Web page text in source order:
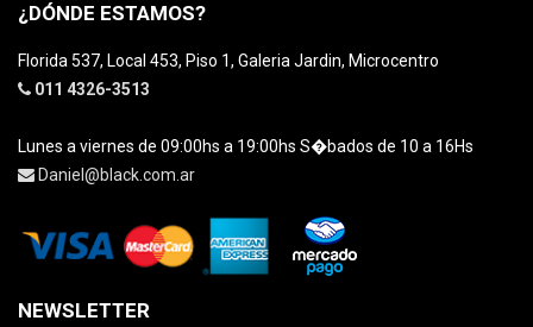
¿DÓNDE ESTAMOS?
Florida 537, Local 453, Piso 1, Galeria Jardin, Microcentro
011 4326-3513
Lunes a viernes de 09:00hs a 19:00hs S�bados de 10 a 16Hs
Daniel@black.com.ar
NEWSLETTER